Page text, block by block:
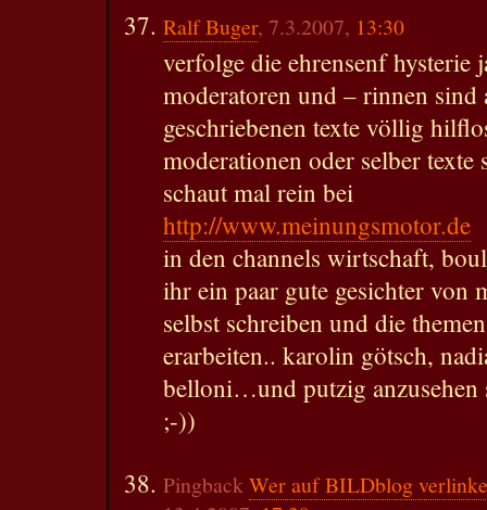
Ralf Buger, 7.3.2007, 13:30
verfolge die ehrensenf
moderatoren und – rinnen sind
geschriebenen texte völlig
moderationen oder selber texte
schaut mal rein bei
http://www.meinungsmotor.de
in den channels wirtschaft,
ihr ein paar gute gesichter von
selbst schreiben und die
erarbeiten.. karolin götsch,
belloni…und putzig anzusehen
;-))
PingbackWer auf BILDblog